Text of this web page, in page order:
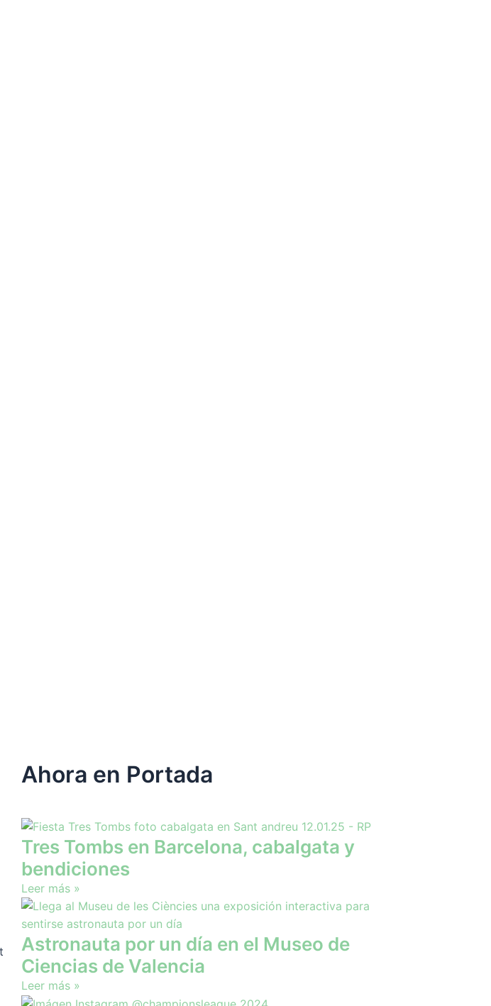
Ahora en Portada
Tres Tombs en Barcelona, cabalgata y
bendiciones
Leer más »
Astronauta por un día en el Museo de
Ciencias de Valencia
Leer más »